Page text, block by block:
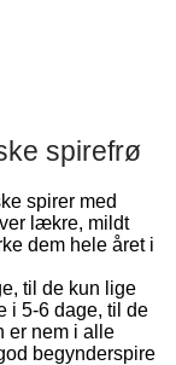
spirefrø
spirer med
lækre, mildt
dem hele året i
til de kun lige
i 5-6 dage, til de
er nem i alle
begynderspire